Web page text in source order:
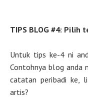
TIPS BLOG #4: Pilih
Untuk tips ke-4 ni
Contohnya blog anda
catatan peribadi ke,
artis?